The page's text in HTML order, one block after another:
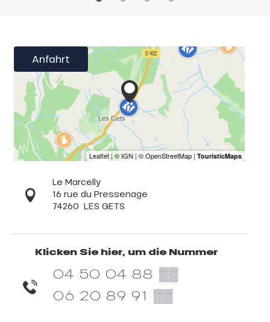
Anfahrt
Le Marcelly
16 rue du Pressenage
74260 LES GETS
Klicken Sie hier, um die Nummer
04 50 04 88 ▒▒
06 20 89 91 ▒▒